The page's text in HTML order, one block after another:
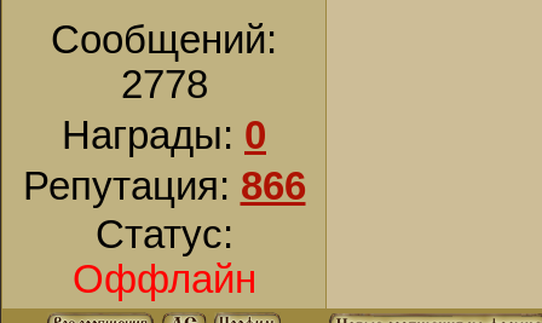
Сообщений:
2778
Награды: 0
Репутация: 866
Статус:
Оффлайн